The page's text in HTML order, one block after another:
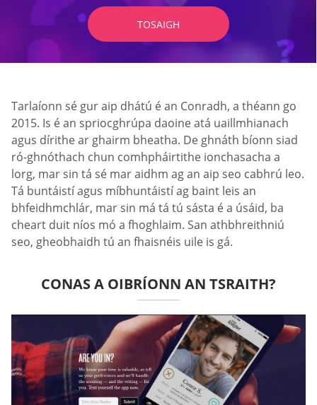
TOSAIGH
Tarlaíonn sé gur aip dhátú é an Conradh, a théann go
2015. Is é an spriocghrúpa daoine atá uaillmhianach
agus dírithe ar ghairm bheatha. De ghnáth bíonn siad
ró-ghnóthach chun comhpháirtithe ionchasacha a
lorg, mar sin tá sé mar aidhm ag an aip seo cabhrú leo.
Tá buntáistí agus míbhuntáistí ag baint leis an
bhfeidhmchlár, mar sin má tá tú sásta é a úsáid, ba
cheart duit níos mó a fhoghlaim. San athbhreithniú
seo, gheobhaidh tú an fhaisnéis uile is gá.
CONAS A OIBRÍONN AN TSRAITH?